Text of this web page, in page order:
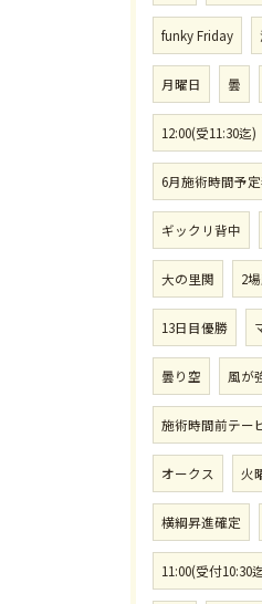
funky Friday
月曜日 曇
12:00(受11:30迄)
6月施術時間予
ギックリ背中
大の里関 2
13日目優勝
曇り空 風が
施術時間前テー
オークス 火
横綱昇進確定
11:00(受付10:30